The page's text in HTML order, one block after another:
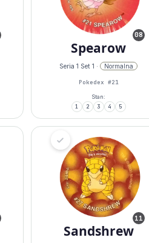
08
Spearow
Seria 1 Set 1 · Normalna
Pokedex #21
Stan:
1 2 3 4 5
11
Sandshrew